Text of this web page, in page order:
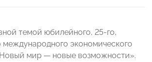
темой юбилейного, 25-го,
международного экономического
мир — новые возможности».